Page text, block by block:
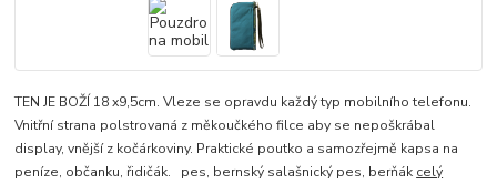
TEN JE BOŽÍ 18 x9,5cm. Vleze se opravdu každý typ mobilního telefonu.
Vnitřní strana polstrovaná z měkoučkého filce aby se nepoškrábal
display, vnější z kočárkoviny. Praktické poutko a samozřejmě kapsa na
peníze, občanku, řidičák. pes, bernský salašnický pes, berňák celý